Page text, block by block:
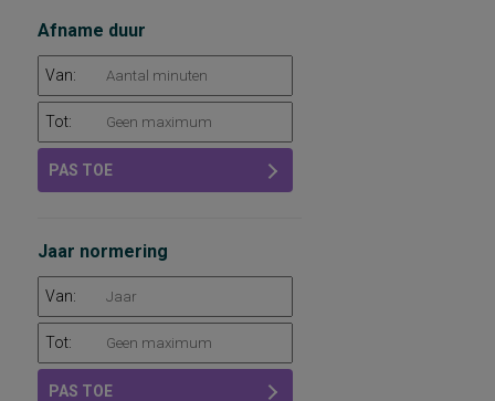
Afname duur
Van:
Tot:
PAS TOE
Jaar normering
Van:
Tot:
PAS TOE